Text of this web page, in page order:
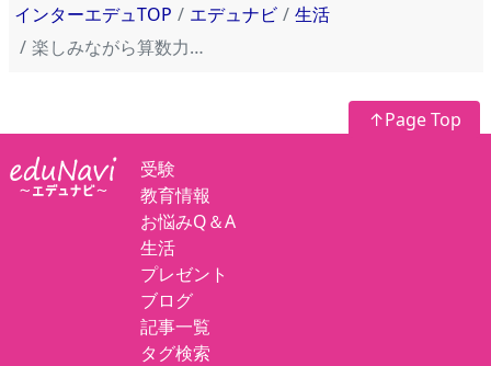
インターエデュTOP エデュナビ
生活
楽しみながら算数力アップ！名探偵コナンの本
↑Page Top
受験
教育情報
お悩みQ＆A
生活
プレゼント
ブログ
記事一覧
タグ検索